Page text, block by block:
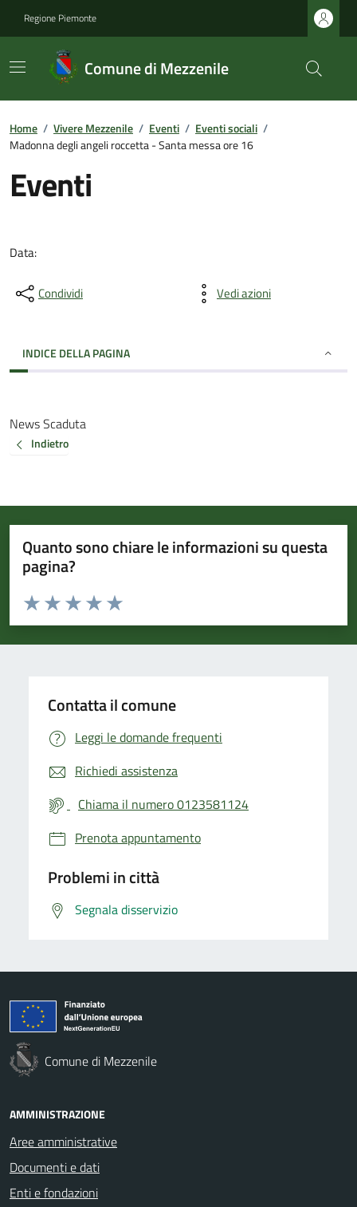
Regione Piemonte
Comune di Mezzenile
Home / Vivere Mezzenile / Eventi / Eventi sociali /
Madonna degli angeli roccetta - Santa messa ore 16
Eventi
Data:
Condividi Vedi azioni
INDICE DELLA PAGINA
News Scaduta
Indietro
Quanto sono chiare le informazioni su questa
pagina?
Valuta da 1 a 5 stelle la pagina
Valuta 5 stelle su 5
Valuta 4 stelle su 5
Valuta 3 stelle su 5
Valuta 2 stelle su 5
Valuta 1 stelle su 5
Contatta il comune
Leggi le domande frequenti
Richiedi assistenza
Chiama il numero 0123581124
Prenota appuntamento
Problemi in città
Segnala disservizio
Comune di Mezzenile
AMMINISTRAZIONE
Aree amministrative
Documenti e dati
Enti e fondazioni